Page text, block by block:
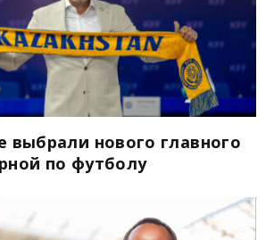
выбрали нового главного
по футболу